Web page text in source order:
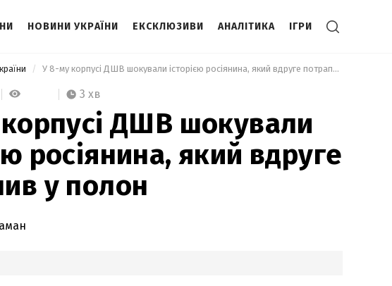
НОВИНИ УКРАЇНИ ЕКСКЛЮЗИВИ АНАЛІТИКА ІГРИ
У 8-му корпусі ДШВ шокували історією росіянина, який вдруге потрапив у полон
3 хв
ДШВ шокували
росіянина, який вдруге
у полон